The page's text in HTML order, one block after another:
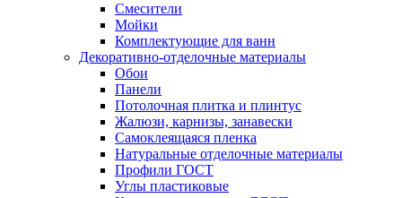
Смесители
Мойки
Комплектующие для ванн
Декоративно-отделочные материалы
Обои
Панели
Потолочная плитка и плинтус
Жалюзи, карнизы, занавески
Самоклеящаяся пленка
Натуральные отделочные материалы
Профили ГОСТ
Углы пластиковые